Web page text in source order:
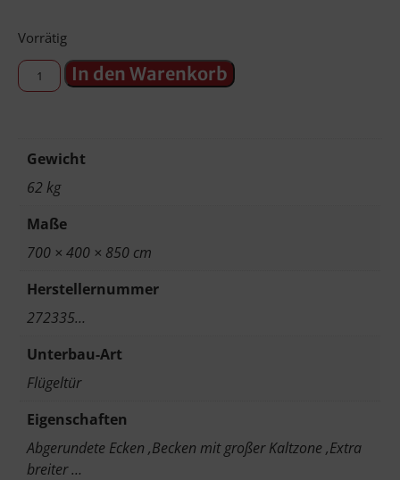
Vorrätig
In den Warenkorb
Gewicht
62 kg
Maße
700 × 400 × 850 cm
Herstellernummer
272335…
Unterbau-Art
Flügeltür
Eigenschaften
Abgerundete Ecken ,Becken mit großer Kaltzone ,Extra
breiter …